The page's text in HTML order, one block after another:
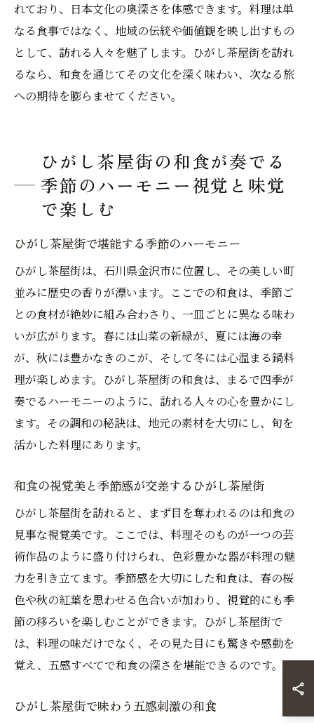
れており、日本文化の奥深さを体感できます。料理は単
なる食事ではなく、地域の伝統や価値観を映し出すもの
として、訪れる人々を魅了します。ひがし茶屋街を訪れ
るなら、和食を通じてその文化を深く味わい、次なる旅
への期待を膨らませてください。
ひがし茶屋街の和食が奏でる
季節のハーモニー視覚と味覚
で楽しむ
ひがし茶屋街で堪能する季節のハーモニー
ひがし茶屋街は、石川県金沢市に位置し、その美しい町
並みに歴史の香りが漂います。ここでの和食は、季節ご
との食材が絶妙に組み合わさり、一皿ごとに異なる味わ
いが広がります。春には山菜の新緑が、夏には海の幸
が、秋には豊かなきのこが、そして冬には心温まる鍋料
理が楽しめます。ひがし茶屋街の和食は、まるで四季が
奏でるハーモニーのように、訪れる人々の心を豊かにし
ます。その調和の秘訣は、地元の素材を大切にし、旬を
活かした料理にあります。
和食の視覚美と季節感が交差するひがし茶屋街
ひがし茶屋街を訪れると、まず目を奪われるのは和食の
見事な視覚美です。ここでは、料理そのものが一つの芸
術作品のように盛り付けられ、色彩豊かな器が料理の魅
力を引き立てます。季節感を大切にした和食は、春の桜
色や秋の紅葉を思わせる色合いが加わり、視覚的にも季
節の移ろいを楽しむことができます。ひがし茶屋街で
は、料理の味だけでなく、その見た目にも驚きや感動を
覚え、五感すべてで和食の深さを堪能できるのです。
ひがし茶屋街で味わう五感刺激の和食